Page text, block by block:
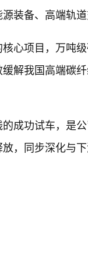
装备、高端轨
心项目，万吨
解我国高端碳
成功试车，是
，同步深化与